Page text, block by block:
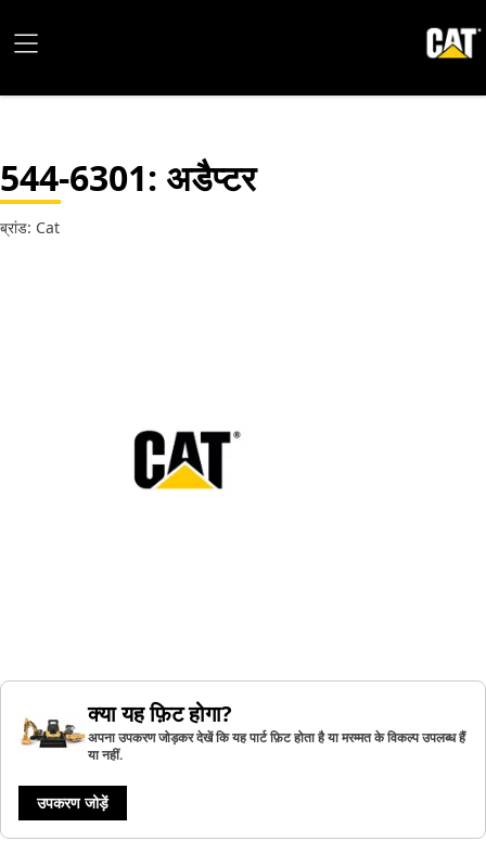
544-6301: अडैप्टर
ब्रांड: Cat
क्या यह फ़िट होगा?
अपना उपकरण जोड़कर देखें कि यह पार्ट फ़िट होता है या मरम्मत के विकल्प उपलब्ध हैं
या नहीं.
उपकरण जोड़ें